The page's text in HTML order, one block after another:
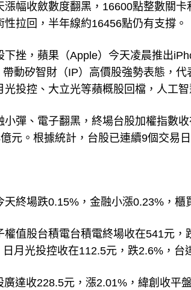
漲幅收斂數度翻黑，16600點整數關
性拉回，半年線約16456點仍有支撐。
下挫，蘋果（Apple）今天凌晨推出
帶動矽智財（IP）高價股強勢表態，
光投控、大立光等蘋概股回檔，人工
小彈、電子翻黑，終場台股加權指數
元。根據統計，台股已連續9個交易
天終場跌0.15%，金融小漲0.23%，櫃
權值股台積電台積電終場收在541元
月光投控收在112.5元，跌2.6%，台
廣達收228.5元，漲2.01%，緯創收平